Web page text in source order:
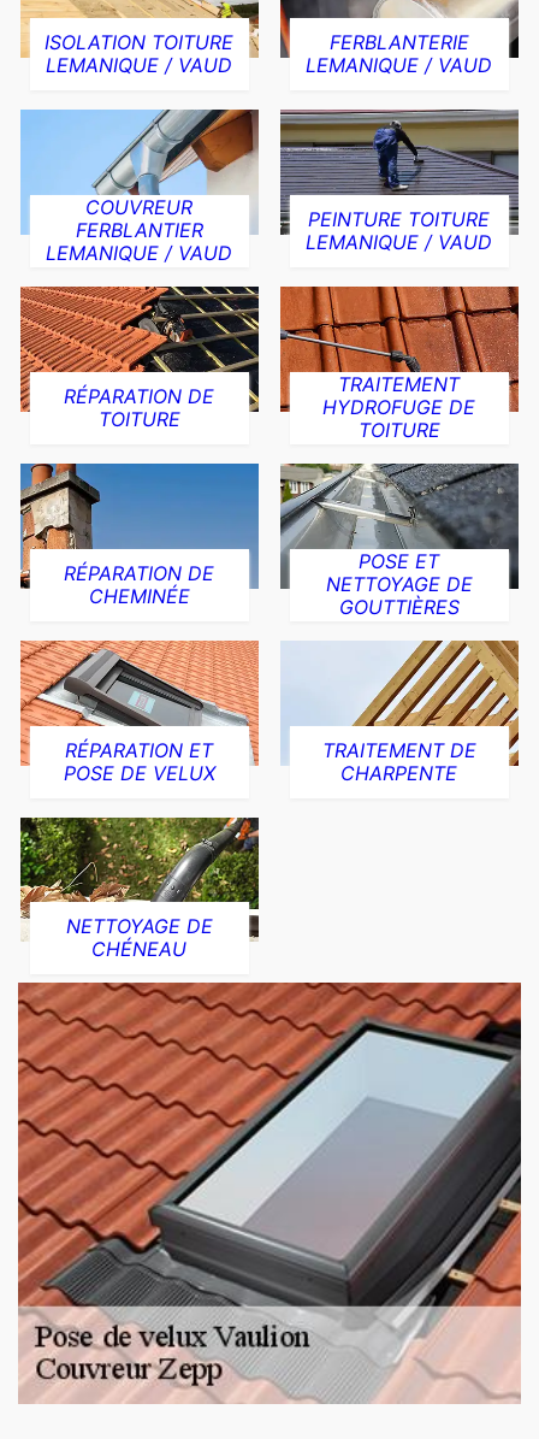
ISOLATION TOITURE
LEMANIQUE / VAUD
FERBLANTERIE
LEMANIQUE / VAUD
COUVREUR
FERBLANTIER
LEMANIQUE / VAUD
PEINTURE TOITURE
LEMANIQUE / VAUD
RÉPARATION DE
TOITURE
TRAITEMENT
HYDROFUGE DE
TOITURE
RÉPARATION DE
CHEMINÉE
POSE ET
NETTOYAGE DE
GOUTTIÈRES
RÉPARATION ET
POSE DE VELUX
TRAITEMENT DE
CHARPENTE
NETTOYAGE DE
CHÉNEAU